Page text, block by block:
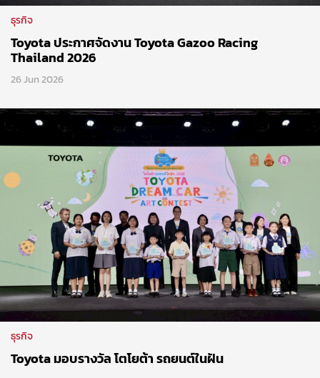
ธุรกิจ
Toyota ประกาศจัดงาน Toyota Gazoo Racing
Thailand 2026
26 Jun 2026
ธุรกิจ
Toyota มอบรางวัล โตโยต้า รถยนต์ในฝัน